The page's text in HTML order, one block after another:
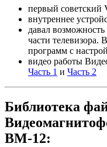
первый советский
внутреннее
давал возможность
части телевизора.
программ с
видео работы
Часть 1 и Часть 2
Библиотека
ВМ-12: